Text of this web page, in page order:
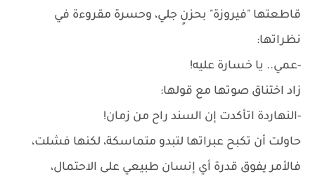
قاطعتها "فيروزة" بحزنٍ جلي، وحسرة مقروءة في
نظراتها:
-عمي.. يا خسارة عليه!
زاد اختناق صوتها مع قولها:
-النهاردة اتأكدت إن السند راح من زمان!
حاولت أن تكبح عبراتها لتبدو متماسكة، لكنها فشلت،
فالأمر يفوق قدرة أي إنسان طبيعي على الاحتمال،